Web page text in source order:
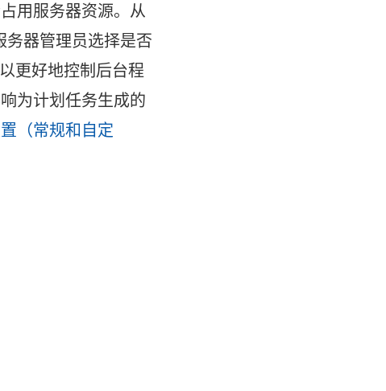
用服务器资源。从
务器管理员选择是否
更好地控制后台程
为计划任务生成的
（常规和自定